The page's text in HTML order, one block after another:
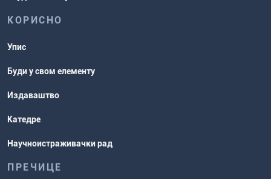
КОРИСНО
Упис
Буди у свом елементу
Издаваштво
Катедре
Научноистраживачки рад
ПРЕЧИЦЕ